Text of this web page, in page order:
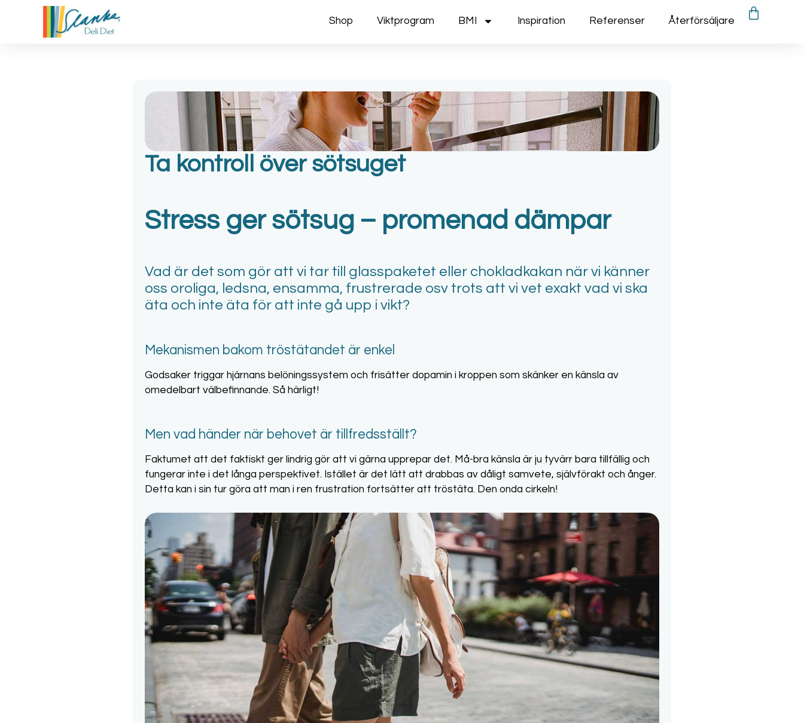
Shop Viktprogram BMI Inspiration Referenser Återförsäljare
Ta kontroll över sötsuget
Stress ger sötsug – promenad dämpar
Vad är det som gör att vi tar till glasspaketet eller chokladkakan när vi känner
oss oroliga, ledsna, ensamma, frustrerade osv trots att vi vet exakt vad vi ska
äta och inte äta för att inte gå upp i vikt?
Mekanismen bakom tröstätandet är enkel
Godsaker triggar hjärnans belöningssystem och frisätter dopamin i kroppen som skänker en känsla av
omedelbart välbefinnande. Så härligt!
Men vad händer när behovet är tillfredsställt?
Faktumet att det faktiskt ger lindrig gör att vi gärna upprepar det. Må-bra känsla är ju tyvärr bara tillfällig och
fungerar inte i det långa perspektivet. Istället är det lätt att drabbas av dåligt samvete, självförakt och ånger.
Detta kan i sin tur göra att man i ren frustration fortsätter att tröstäta. Den onda cirkeln!